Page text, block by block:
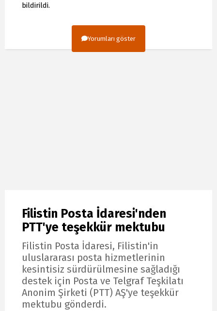
bildirildi.
Yorumları göster
Filistin Posta İdaresi'nden
PTT'ye teşekkür mektubu
Filistin Posta İdaresi, Filistin'in
uluslararası posta hizmetlerinin
kesintisiz sürdürülmesine sağladığı
destek için Posta ve Telgraf Teşkilatı
Anonim Şirketi (PTT) AŞ'ye teşekkür
mektubu gönderdi.